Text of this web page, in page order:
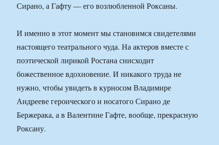
Сирано, а Гафту — его возлюбленной Роксаны.
И именно в этот момент мы становимся свидетелями
настоящего театрального чуда. На актеров вместе с
поэтической лирикой Ростана снисходит
божественное вдохновение. И никакого труда не
нужно, чтобы увидеть в курносом Владимире
Андрееве героического и носатого Сирано де
Бержерака, а в Валентине Гафте, вообще, прекрасную
Роксану.